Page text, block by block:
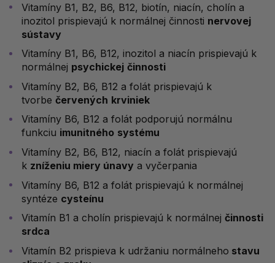
Vitamíny B1, B2, B6, B12, biotín, niacín, cholín a
inozitol prispievajú k normálnej činnosti nervovej
sústavy
Vitamíny B1, B6, B12, inozitol a niacín prispievajú k
normálnej psychickej činnosti
Vitamíny B2, B6, B12 a folát prispievajú k
tvorbe červených krviniek
Vitamíny B6, B12 a folát podporujú normálnu
funkciu imunitného systému
Vitamíny B2, B6, B12, niacín a folát prispievajú
k zníženiu miery únavy a vyčerpania
Vitamíny B6, B12 a folát prispievajú k normálnej
syntéze cysteínu
Vitamín B1 a cholín prispievajú k normálnej činnosti
srdca
Vitamín B2 prispieva k udržaniu normálneho stavu